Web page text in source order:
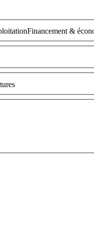
Financement &